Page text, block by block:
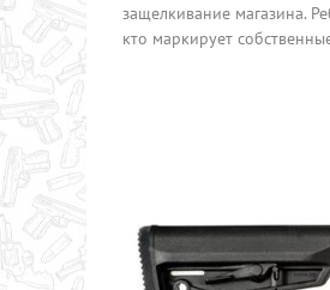
защелкивание магазина.
кто маркирует